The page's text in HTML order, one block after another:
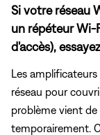
Si votre réseau
un répéteur Wi-
d'accès),
Les
réseau pour
problème vient de
temporairement.